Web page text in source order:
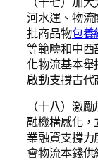
河水運、物
批商品物包養
等範疇和中
化物流基本舉
啟動支撐古代
（十八）激
融機構感化
業融資支撐
會物流本錢供